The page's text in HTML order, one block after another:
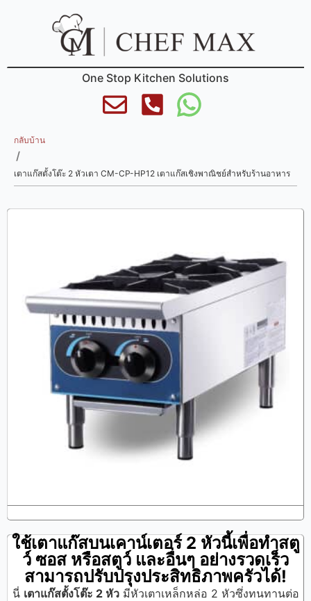
One Stop Kitchen Solutions
กลับบ้าน
/
เตาแก๊สตั้งโต๊ะ 2 หัวเตา CM-CP-HP12 เตาแก๊สเชิงพาณิชย์สำหรับร้านอาหาร
ใช้เตาแก๊สบนเคาน์เตอร์ 2 หัวนี้เพื่อทำสตู
ว์ ซอส หรือสตูว์ และอื่นๆ อย่างรวดเร็ว
สามารถปรับปรุงประสิทธิภาพครัวได้!
นี่ เตาแก๊สตั้งโต๊ะ 2 หัวมีหัวเตาเหล็กหล่อ 2 หัวซึ่งทนทานต่อ